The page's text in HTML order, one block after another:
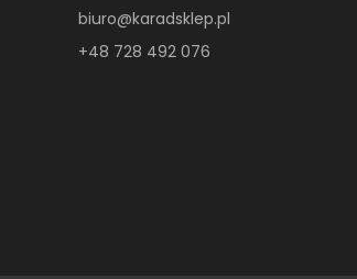
biuro@karadsklep.pl
+48 728 492 076